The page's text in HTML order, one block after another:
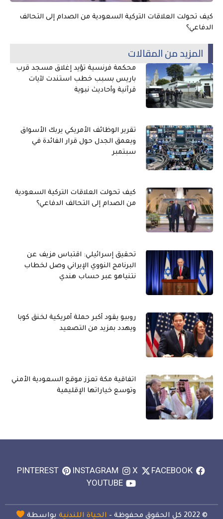
كيف تحولت العلاقات التركية السعودية من الصدام إلى التحالف
الدفاعي؟
المزيد من المقالات
محكمة فرنسية تؤيد إغلاق مسجد قرب
باريس بسبب خطب استندت لآيات
قرآنية وأحاديث نبوية
تقرير الوظائف الأمريكي يربك الأسواق
ويعمق الجدل حول قرار الفائدة في
سبتمبر
كيف تحولت العلاقات التركية السعودية
من الصدام إلى التحالف الدفاعي؟
تحقيق إسرائيلي: اقتباس مزيف عن
البرنامج النووي الإيراني وصل لخطاب
نتنياهو عبر حساب هندي
روبيو يقود أكبر حملة أمريكية لخنق كوبا
ويهدد بمزيد من التصعيد
اتفاقية مكة تعزز موقع السعودية الأمني
وتوسع خياراتها الإقليمية
FACEBOOK
X
INSTAGRAM
PINTEREST
YOUTUBE
© 2022 كل الحقوق محفوظة – الحياة اللندنية بواسطة